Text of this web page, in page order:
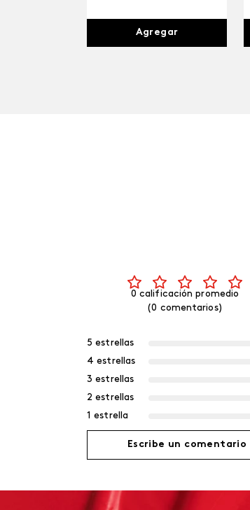
Agregar
0 calificación promedio
(0 comentarios)
5 estrellas
4 estrellas
3 estrellas
2 estrellas
1 estrella
Escribe un comentario
Agregar comentario